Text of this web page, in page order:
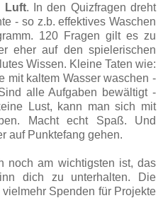
Luft. In den Quizfragen dreht
- so z.b. effektives Waschen
120 Fragen gilt es zu
eher auf den spielerischen
Wissen. Kleine Taten wie:
mit kaltem Wasser waschen -
alle Aufgaben bewältigt -
Lust, kann man sich mit
Macht echt Spaß. Und
auf Punktefang gehen.
noch am wichtigsten ist, das
dich zu unterhalten. Die
vielmehr Spenden für Projekte